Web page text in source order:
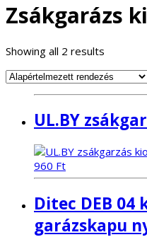
Zsákgarázs
Showing all 2 results
UL.BY
960 Ft
Ditec DEB 04
garázskapu